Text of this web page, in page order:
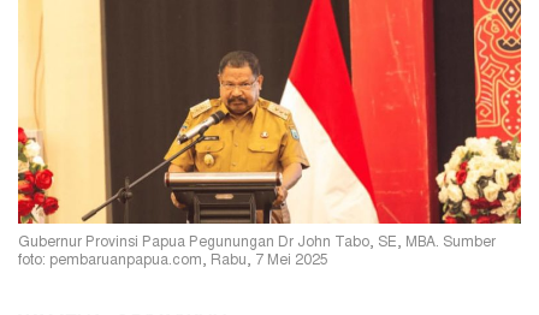
Gubernur Provinsi Papua Pegunungan Dr John Tabo, SE, MBA. Sumber
foto: pembaruanpapua.com, Rabu, 7 Mei 2025